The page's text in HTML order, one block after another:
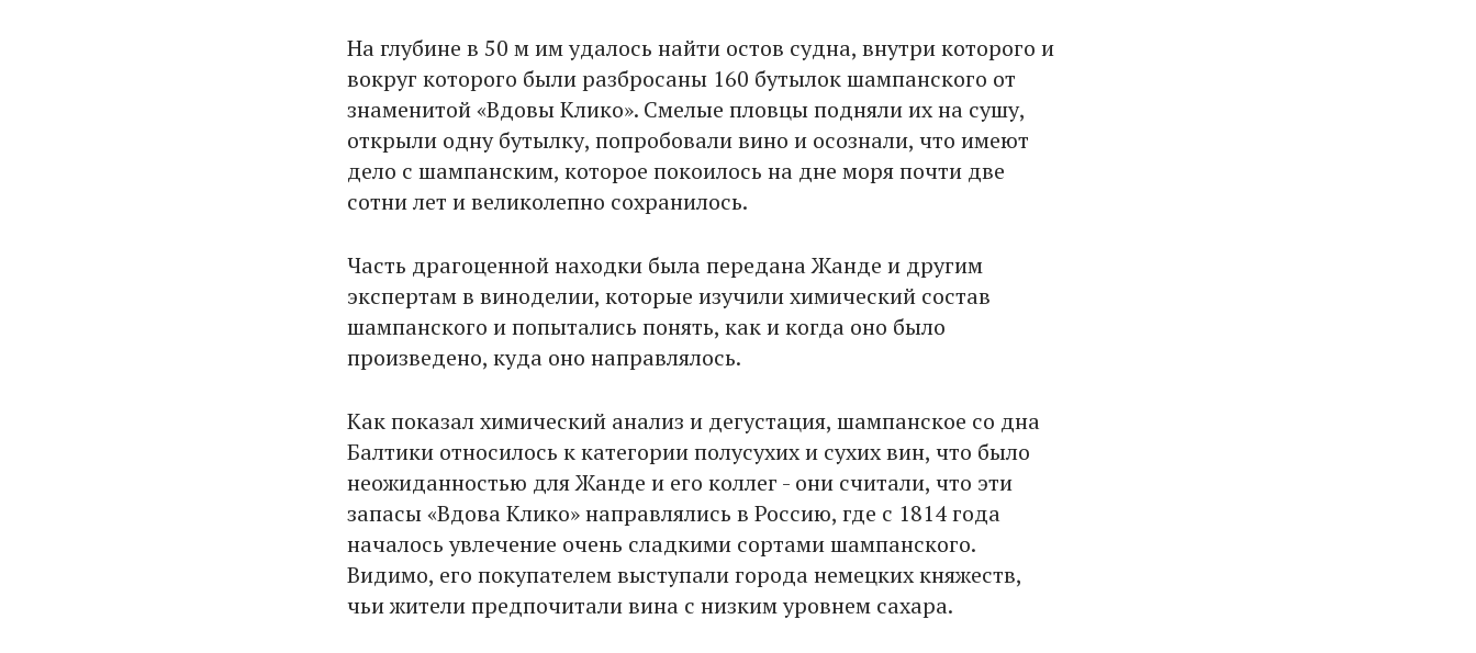
На глубине в 50 м им удалось найти остов судна, внутри которого и
вокруг которого были разбросаны 160 бутылок шампанского от
знаменитой «Вдовы Клико». Смелые пловцы подняли их на сушу,
открыли одну бутылку, попробовали вино и осознали, что имеют
дело с шампанским, которое покоилось на дне моря почти две
сотни лет и великолепно сохранилось.
Часть драгоценной находки была передана Жанде и другим
экспертам в виноделии, которые изучили химический состав
шампанского и попытались понять, как и когда оно было
произведено, куда оно направлялось.
Как показал химический анализ и дегустация, шампанское со дна
Балтики относилось к категории полусухих и сухих вин, что было
неожиданностью для Жанде и его коллег - они считали, что эти
запасы «Вдова Клико» направлялись в Россию, где с 1814 года
началось увлечение очень сладкими сортами шампанского.
Видимо, его покупателем выступали города немецких княжеств,
чьи жители предпочитали вина с низким уровнем сахара.